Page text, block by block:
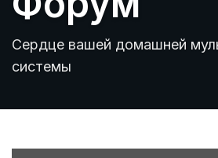
Сердце вашей домашней
системы